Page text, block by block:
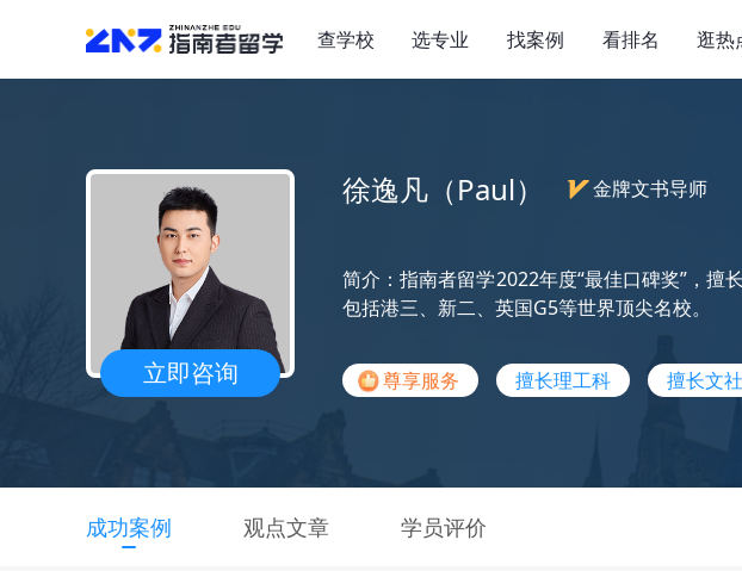
查学校 选专业 找案例 看排名 逛热
立即咨询
徐逸凡（Paul） 金牌文书导师
简介：指南者留学2022年度“最佳口碑奖”，
包括港三、新二、英国G5等世界顶尖名校。
尊享服务 擅长理工科 擅长文
成功案例 观点文章 学员评价